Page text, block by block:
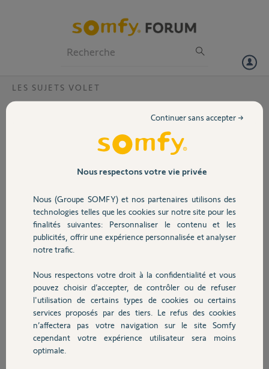
Volet
Sécurité
Domotique
Chauffage
Autres produits
LES SUJETS VOLET
Je n'arrive pas à connecter mes volets IO
Avant j'avais une box de connectivité. Cela fonctionnais
parfaitement avec volets IO, 1 RTS et 2 volets VELUX. je ne l'ai plus.
volets IO et les velux, même après plusieurs manipulations sur
plusieurs jours.... Seul le RTS à été trouvé.
Comment faire ?
Merci,
Frederic L.
il y a presque 2 ans
Participer au fil de discussion
Réponses
Nous respectons votre vie privée
Nous (Groupe SOMFY) et nos partenaires utilisons des
technologies telles que les cookies sur notre site pour les
finalités suivantes: Personnaliser le contenu et les
publicités, offrir une expérience personnalisée et analyser
notre trafic.
Nous respectons votre droit à la confidentialité et vous
pouvez choisir d’accepter, de contrôler ou de refuser
l'utilisation de certains types de cookies ou certains
services proposés par des tiers. Le refus des cookies
n’affectera pas votre navigation sur le site Somfy
cependant votre expérience utilisateur sera moins
optimale.
Continuer sans accepter →